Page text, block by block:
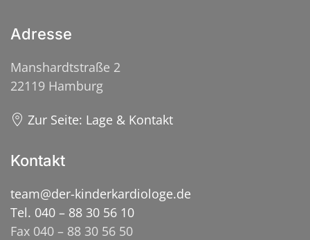
Adresse
Manshardtstraße 2
22119 Hamburg
Zur Seite: Lage & Kontakt
Kontakt
team@der-kinderkardiologe.de
Tel. 040 – 88 30 56 10
Fax 040 – 88 30 56 50